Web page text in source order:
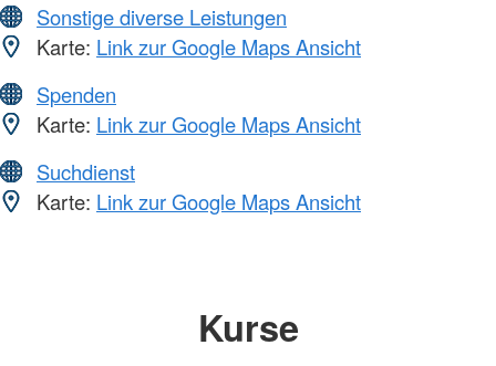
Sonstige diverse Leistungen
Karte: Link zur Google Maps Ansicht
Spenden
Karte: Link zur Google Maps Ansicht
Suchdienst
Karte: Link zur Google Maps Ansicht
Kurse